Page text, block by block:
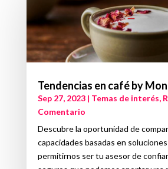
Tendencias en café by
Sep 27, 2023| Temas de interés,
Comentario
Descubre la oportunidad de
capacidades basadas en
permitirnos ser tu asesor de